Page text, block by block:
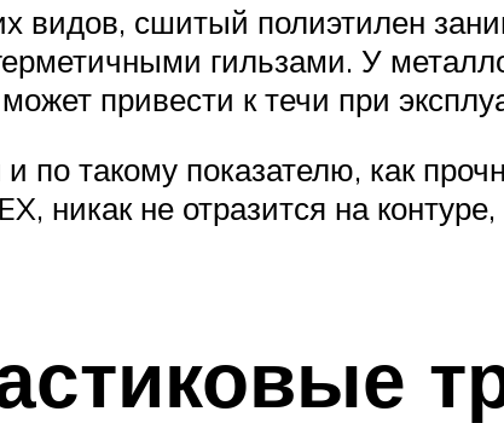
видов, сшитый полиэтилен
гильзами. У
привести к течи при
по такому показателю, как
никак не отразится на